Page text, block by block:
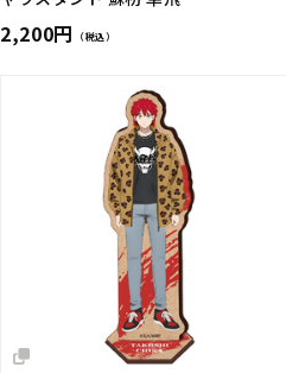
2,200円 （税込）